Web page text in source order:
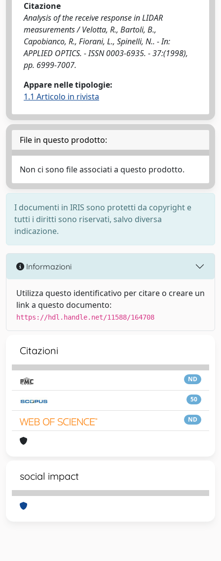
Citazione
Analysis of the receive response in LIDAR
measurements / Velotta, R., Bartoli, B.,
Capobianco, R., Fiorani, L., Spinelli, N.. - In:
APPLIED OPTICS. - ISSN 0003-6935. - 37:(1998),
pp. 6999-7007.
Appare nelle tipologie:
1.1 Articolo in rivista
File in questo prodotto:
Non ci sono file associati a questo prodotto.
I documenti in IRIS sono protetti da copyright e
tutti i diritti sono riservati, salvo diversa
indicazione.
Informazioni
Utilizza questo identificativo per citare o creare un
link a questo documento:
https://hdl.handle.net/11588/164708
Citazioni
ND
50
ND
social impact